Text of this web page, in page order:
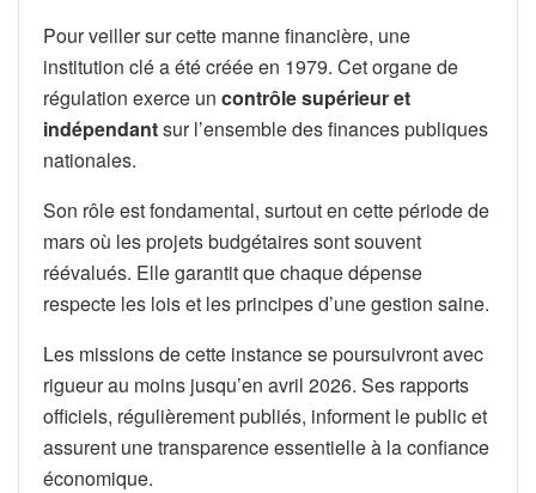
Pour veiller sur cette manne financière, une
institution clé a été créée en 1979. Cet organe de
régulation exerce un contrôle supérieur et
indépendantsur l’ensemble des finances publiques
nationales.
Son rôle est fondamental, surtout en cette période de
mars où les projets budgétaires sont souvent
réévalués. Elle garantit que chaque dépense
respecte les lois et les principes d’une gestion saine.
Les missions de cette instance se poursuivront avec
rigueur au moins jusqu’en avril 2026. Ses rapports
officiels, régulièrement publiés, informent le public et
assurent une transparence essentielle à la confiance
économique.